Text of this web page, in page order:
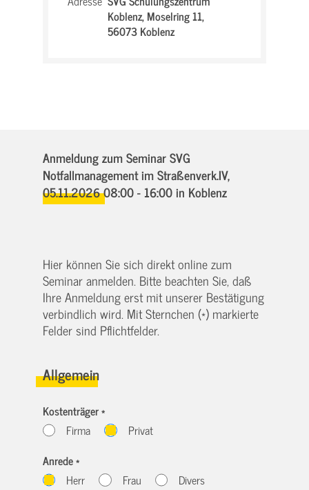
Koblenz,Moselring 11,
56073 Koblenz
Anmeldung zum Seminar SVG
Notfallmanagement im Straßenverk.IV,
05.11.2026 08:00 - 16:00in Koblenz
Hier können Sie sich direkt online zum
Seminar anmelden. Bitte beachten Sie, daß
Ihre Anmeldung erst mit unserer Bestätigung
verbindlich wird. Mit Sternchen (*) markierte
Felder sind Pflichtfelder.
Allgemein
Kostenträger *
Firma
Privat
Anrede *
Herr
Frau Divers